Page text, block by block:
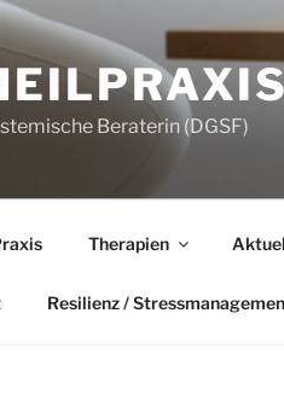
Beraterin (DGSF)
Therapien
Resilienz /